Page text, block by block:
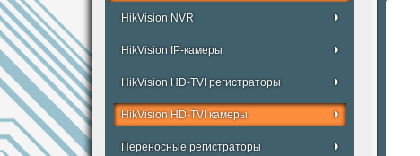
HikVision NVR
HikVision IP-камеры
HikVision HD-TVI регистраторы
HikVision HD-TVI камеры
Переносные регистраторы